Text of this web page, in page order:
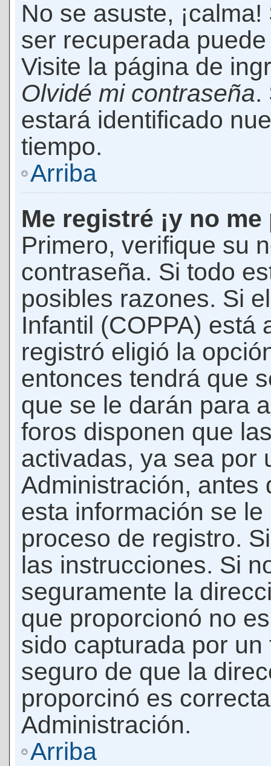
No se asuste,
ser recuperada
Visite la página de
Olvidé mi contraseña.
estará identificado
tiempo.
Arriba
Me registré ¡y no
Primero, verifique su
contraseña. Si todo
posibles razones. Si
Infantil (COPPA) está
registró eligió la
entonces tendrá que
que se le darán para
foros disponen que
activadas, ya sea por
Administración, antes
esta información se
proceso de registro.
las instrucciones. Si
seguramente la
que proporcionó no
sido capturada por
seguro de que la
proporcinó es
Administración.
Arriba